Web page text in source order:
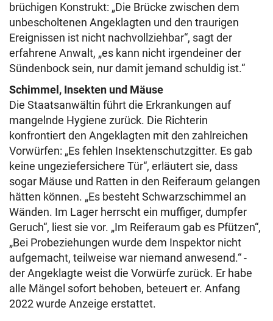
brüchigen Konstrukt: „Die Brücke zwischen dem
unbescholtenen Angeklagten und den traurigen
Ereignissen ist nicht nachvollziehbar“, sagt der
erfahrene Anwalt, „es kann nicht irgendeiner der
Sündenbock sein, nur damit jemand schuldig ist.“
Schimmel, Insekten und Mäuse
Die Staatsanwältin führt die Erkrankungen auf
mangelnde Hygiene zurück. Die Richterin
konfrontiert den Angeklagten mit den zahlreichen
Vorwürfen: „Es fehlen Insektenschutzgitter. Es gab
keine ungeziefersichere Tür“, erläutert sie, dass
sogar Mäuse und Ratten in den Reiferaum gelangen
hätten können. „Es besteht Schwarzschimmel an
Wänden. Im Lager herrscht ein muffiger, dumpfer
Geruch“, liest sie vor. „Im Reiferaum gab es Pfützen“,
„Bei Probeziehungen wurde dem Inspektor nicht
aufgemacht, teilweise war niemand anwesend.“ -
der Angeklagte weist die Vorwürfe zurück. Er habe
alle Mängel sofort behoben, beteuert er. Anfang
2022 wurde Anzeige erstattet.